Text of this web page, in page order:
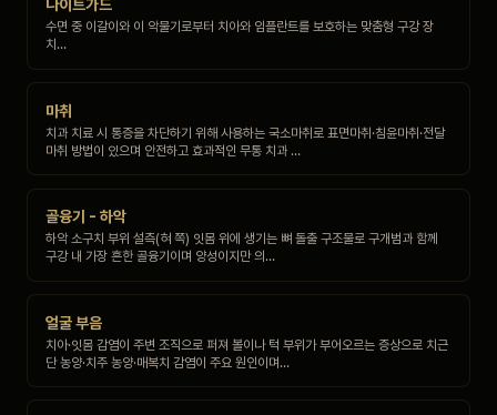
나이트가드
수면 중 이갈이와 이 악물기로부터 치아와 임플란트를 보호하는 맞춤형 구강 장
치…
마취
치과 치료 시 통증을 차단하기 위해 사용하는 국소마취로 표면마취·침윤마취·전달
마취 방법이 있으며 안전하고 효과적인 무통 치과 …
골융기 - 하악
하악 소구치 부위 설측(혀 쪽) 잇몸 위에 생기는 뼈 돌출 구조물로 구개범과 함께
구강 내 가장 흔한 골융기이며 양성이지만 의…
얼굴 부음
치아·잇몸 감염이 주변 조직으로 퍼져 볼이나 턱 부위가 부어오르는 증상으로 치근
단 농양·치주 농양·매복치 감염이 주요 원인이며…